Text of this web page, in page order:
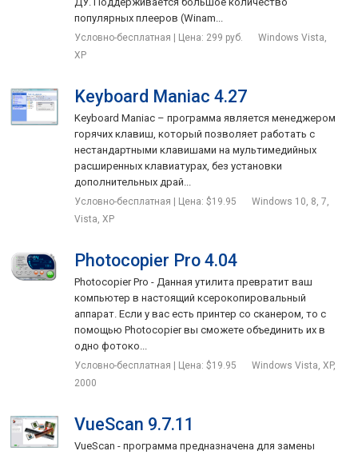
популярных плееров (Winam...
Условно-бесплатная | Цена: 299 руб.
Windows Vista,
XP
Keyboard Maniac 4.27
Keyboard Maniac – программа является менеджером
горячих клавиш, который позволяет работать с
нестандартными клавишами на мультимедийных
расширенных клавиатурах, без установки
дополнительных драй...
Условно-бесплатная | Цена: $19.95
Windows 10, 8, 7,
Vista, XP
Photocopier Pro 4.04
Photocopier Pro - Данная утилита превратит ваш
компьютер в настоящий ксерокопировальный
аппарат. Если у вас есть принтер со сканером, то с
помощью Photocopier вы сможете объединить их в
одно фотоко...
Условно-бесплатная | Цена: $19.95
Windows Vista, XP,
2000
VueScan 9.7.11
VueScan - программа предназначена для замены